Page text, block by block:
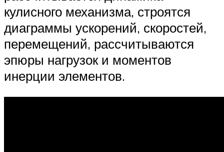
кулисного механизма, строятся
диаграммы ускорений, скоростей,
перемещений, рассчитываются
эпюры нагрузок и моментов
инерции элементов.